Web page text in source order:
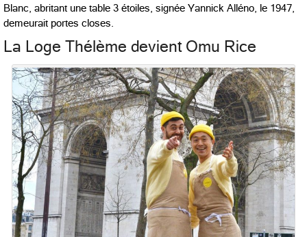
Blanc, abritant une table 3 étoiles, signée Yannick Alléno, le 1947,
demeurait portes closes.
La Loge Thélème devient Omu Rice